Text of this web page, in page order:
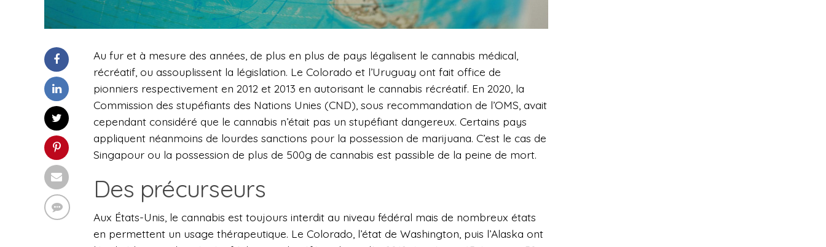
Au fur et à mesure des années, de plus en plus de pays légalisent le cannabis médical,
récréatif, ou assouplissent la législation. Le Colorado et l’Uruguay ont fait office de
pionniers respectivement en 2012 et 2013 en autorisant le cannabis récréatif. En 2020, la
Commission des stupéfiants des Nations Unies (CND), sous recommandation de l’OMS, avait
cependant considéré que le cannabis n’était pas un stupéfiant dangereux. Certains pays
appliquent néanmoins de lourdes sanctions pour la possession de marijuana. C’est le cas de
Singapour ou la possession de plus de 500g de cannabis est passible de la peine de mort.
Des précurseurs
Aux États-Unis, le cannabis est toujours interdit au niveau fédéral mais de nombreux états
en permettent un usage thérapeutique. Le Colorado, l’état de Washington, puis l’Alaska ont